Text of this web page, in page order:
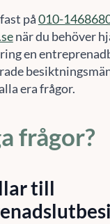
på010-
när du behöver
en
era frågor.
frågor?
till